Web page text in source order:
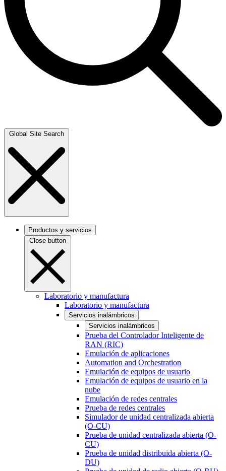
Global Site Search
Productos y servicios
Close button
Laboratorio y manufactura
Laboratorio y manufactura
Servicios inalámbricos
Servicios inalámbricos
Prueba del Controlador Inteligente de
RAN (RIC)
Emulación de aplicaciones
Automation and Orchestration
Emulación de equipos de usuario
Emulación de equipos de usuario en la
nube
Emulación de redes centrales
Prueba de redes centrales
Simulador de unidad centralizada abierta
(O-CU)
Prueba de unidad centralizada abierta (O-
CU)
Prueba de unidad distribuida abierta (O-
DU)